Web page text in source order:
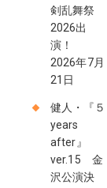
剣乱舞祭
2026出
演！
2026年7月
21日
健人・『５
years
after』
ver.15 金
沢公演決